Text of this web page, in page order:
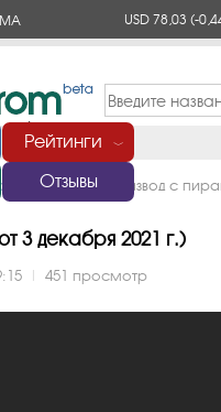
USD 78,03(-
Рейтинги ﹀
Отзывы
Банк/Видео Развод с
3 декабря 2021 г.)
| 451 просмотр